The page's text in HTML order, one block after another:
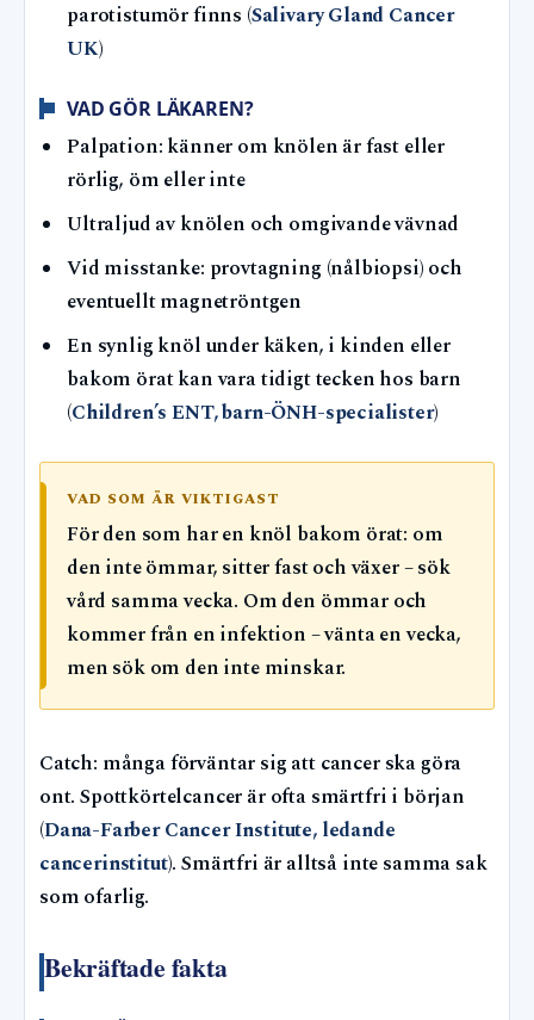
parotistumör finns (Salivary Gland Cancer
UK)
VAD GÖR LÄKAREN?
Palpation: känner om knölen är fast eller
rörlig, öm eller inte
Ultraljud av knölen och omgivande vävnad
Vid misstanke: provtagning (nålbiopsi) och
eventuellt magnetröntgen
En synlig knöl under käken, i kinden eller
bakom örat kan vara tidigt tecken hos barn
(Children’s ENT, barn-ÖNH-specialister)
VAD SOM ÄR VIKTIGAST
För den som har en knöl bakom örat: om
den inte ömmar, sitter fast och växer – sök
vård samma vecka. Om den ömmar och
kommer från en infektion – vänta en vecka,
men sök om den inte minskar.
Catch: många förväntar sig att cancer ska göra
ont. Spottkörtelcancer är ofta smärtfri i början
(Dana-Farber Cancer Institute, ledande
cancerinstitut). Smärtfri är alltså inte samma sak
som ofarlig.
Bekräftade fakta